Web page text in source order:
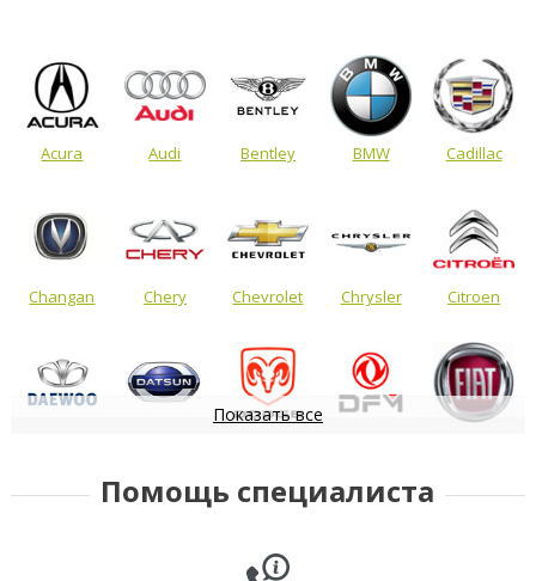
Acura Audi Bentley BMW Cadillac
Changan Chery Chevrolet Chrysler Citroen
Показать все
Помощь специалиста